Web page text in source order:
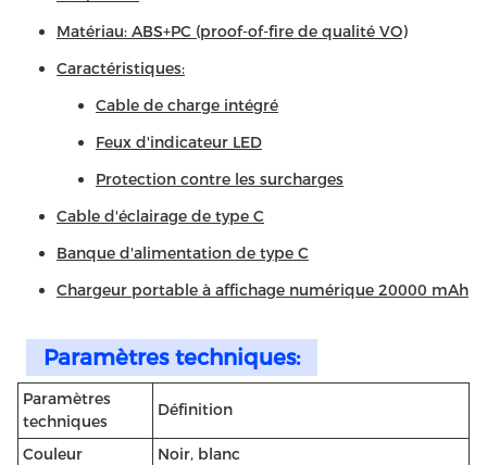
Matériau: ABS+PC (proof-of-fire de qualité VO)
Caractéristiques:
Cable de charge intégré
Feux d'indicateur LED
Protection contre les surcharges
Cable d'éclairage de type C
Banque d'alimentation de type C
Chargeur portable à affichage numérique 20000 mAh
Paramètres techniques:
Paramètres
techniques
Définition
Couleur
Noir, blanc